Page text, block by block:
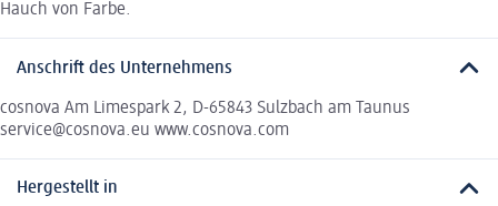
Hauch von Farbe.
Anschrift des Unternehmens
cosnova Am Limespark 2, D-65843 Sulzbach am Taunus
service@cosnova.eu www.cosnova.com
Hergestellt in